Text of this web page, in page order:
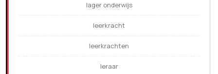
lager onderwijs
leerkracht
leerkrachten
leraar